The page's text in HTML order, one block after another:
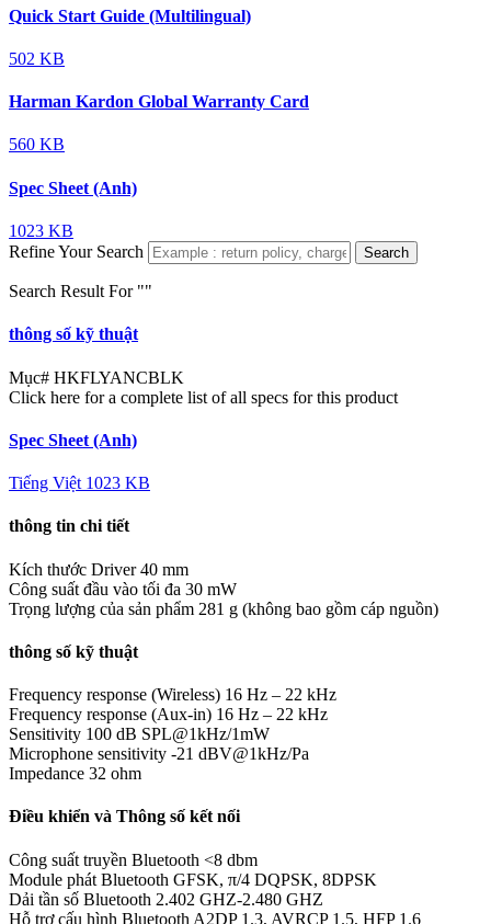
Quick Start Guide (Multilingual)
502 KB
Harman Kardon Global Warranty Card
560 KB
Spec Sheet (Anh)
1023 KB
Refine Your Search
Search
Search Result For ""
thông số kỹ thuật
Mục# HKFLYANCBLK
Click here for a complete list of all specs for this product
Spec Sheet (Anh)
Tiếng Việt 1023 KB
thông tin chi tiết
Kích thước Driver 40 mm
Công suất đầu vào tối đa 30 mW
Trọng lượng của sản phẩm 281 g (không bao gồm cáp nguồn)
thông số kỹ thuật
Frequency response (Wireless) 16 Hz – 22 kHz
Frequency response (Aux-in) 16 Hz – 22 kHz
Sensitivity 100 dB SPL@1kHz/1mW
Microphone sensitivity -21 dBV@1kHz/Pa
Impedance 32 ohm
Điều khiển và Thông số kết nối
Công suất truyền Bluetooth <8 dbm
Module phát Bluetooth GFSK, π/4 DQPSK, 8DPSK
Dải tần số Bluetooth 2.402 GHZ-2.480 GHZ
Hỗ trợ cấu hình Bluetooth A2DP 1.3, AVRCP 1.5, HFP 1.6